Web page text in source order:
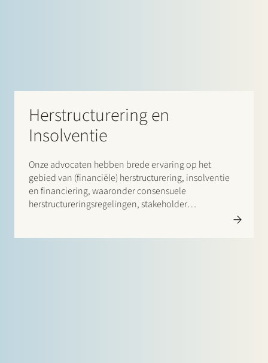
Herstructurering en
Insolventie
Onze advocaten hebben brede ervaring op het
gebied van (financiële) herstructurering, insolventie
en financiering, waaronder consensuele
herstructureringsregelingen, stakeholder